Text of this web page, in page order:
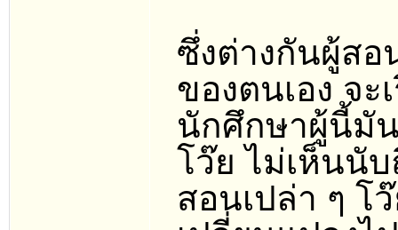
ซึ่งต่างกันผู้ส
ของตนเอง จะ
นักศึกษาผู้นี้มัน
โว๊ย ไม่เห็นนับ
สอนเปล่า ๆ โ